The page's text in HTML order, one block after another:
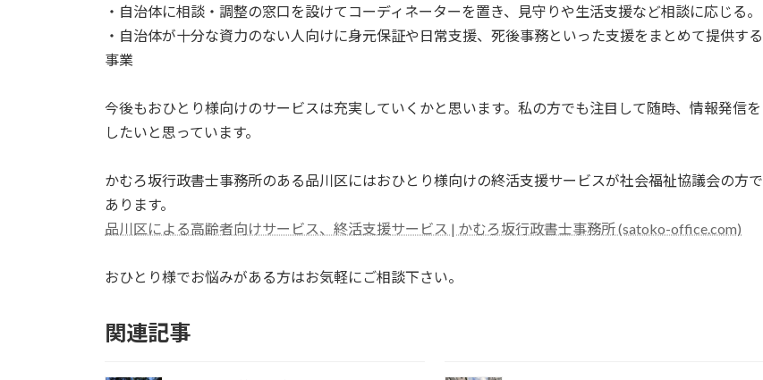
・自治体に相談・調整の窓口を設けてコーディネーターを置き、見守りや生活支援など相談に応じる。
・自治体が十分な資力のない人向けに身元保証や日常支援、死後事務といった支援をまとめて提供する
事業
今後もおひとり様向けのサービスは充実していくかと思います。私の方でも注目して随時、情報発信を
したいと思っています。
かむろ坂行政書士事務所のある品川区にはおひとり様向けの終活支援サービスが社会福祉協議会の方で
あります。
品川区による高齢者向けサービス、終活支援サービス | かむろ坂行政書士事務所 (satoko-office.com)
おひとり様でお悩みがある方はお気軽にご相談下さい。
関連記事